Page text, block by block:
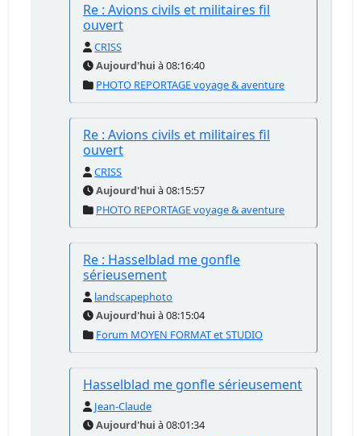
Re : Avions civils et militaires fil
ouvert
CRISS
Aujourd'hui à 08:16:40
PHOTO REPORTAGE voyage & aventure
Re : Avions civils et militaires fil
ouvert
CRISS
Aujourd'hui à 08:15:57
PHOTO REPORTAGE voyage & aventure
Re : Hasselblad me gonfle
sérieusement
landscapephoto
Aujourd'hui à 08:15:04
Forum MOYEN FORMAT et STUDIO
Hasselblad me gonfle sérieusement
Jean-Claude
Aujourd'hui à 08:01:34